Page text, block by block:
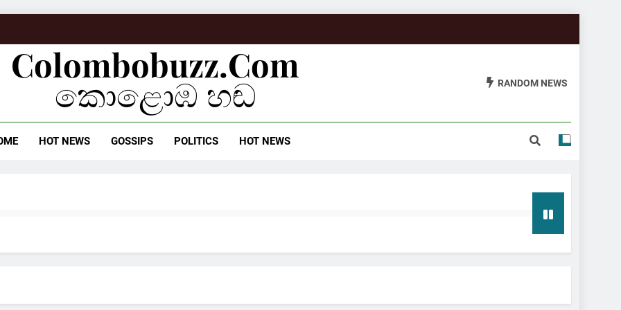
Colombobuzz.com
කොළොඹ හඬ RANDOM NEWS
HOT NEWS GOSSIPS POLITICS HOT NEWS